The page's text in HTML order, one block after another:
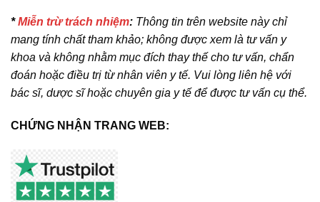
*Miễn trừ trách nhiệm: Thông tin trên website này chỉ
mang tính chất tham khảo; không được xem là tư vấn y
khoa và không nhằm mục đích thay thế cho tư vấn, chẩn
đoán hoặc điều trị từ nhân viên y tế. Vui lòng liên hệ với
bác sĩ, dược sĩ hoặc chuyên gia y tế để được tư vấn cụ thể.
CHỨNG NHẬN TRANG WEB: